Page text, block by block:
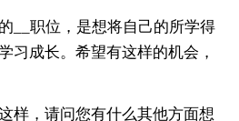
__职位，是想将自己的所学得
习成长。希望有这样的机会，
样，请问您有什么其他方面想